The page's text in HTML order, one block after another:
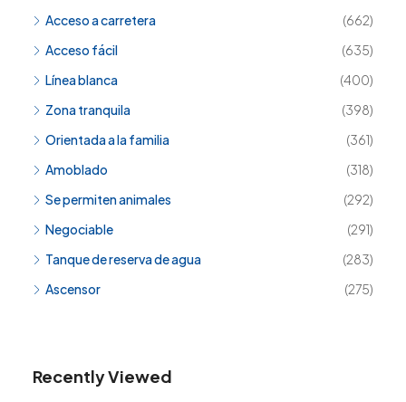
Acceso a carretera
(662)
Acceso fácil
(635)
Línea blanca
(400)
Zona tranquila
(398)
Orientada a la familia
(361)
Amoblado
(318)
Se permiten animales
(292)
Negociable
(291)
Tanque de reserva de agua
(283)
Ascensor
(275)
Recently Viewed